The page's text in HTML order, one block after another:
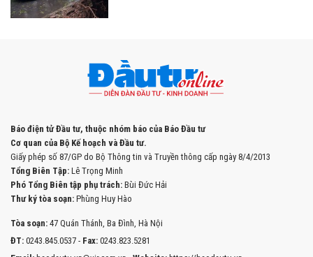
Báo điện tử Đầu tư, thuộc nhóm báo của Báo Đầu tư
Cơ quan của Bộ Kế hoạch và Đầu tư.
Giấy phép số 87/GP do Bộ Thông tin và Truyền thông cấp ngày 8/4/2013
Tổng Biên Tập: Lê Trọng Minh
Phó Tổng Biên tập phụ trách: Bùi Đức Hải
Thư ký tòa soạn: Phùng Huy Hào
Tòa soạn: 47 Quán Thánh, Ba Đình, Hà Nội
ĐT: 0243.845.0537 - Fax: 0243.823.5281